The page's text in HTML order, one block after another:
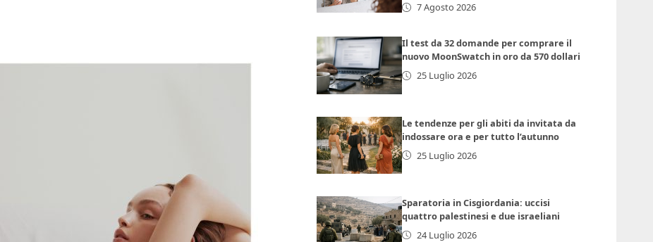
7 Agosto 2026
Il test da 32 domande per comprare il
nuovo MoonSwatch in oro da 570 dollari
25 Luglio 2026
Le tendenze per gli abiti da invitata da
indossare ora e per tutto l’autunno
25 Luglio 2026
Sparatoria in Cisgiordania: uccisi
quattro palestinesi e due israeliani
24 Luglio 2026